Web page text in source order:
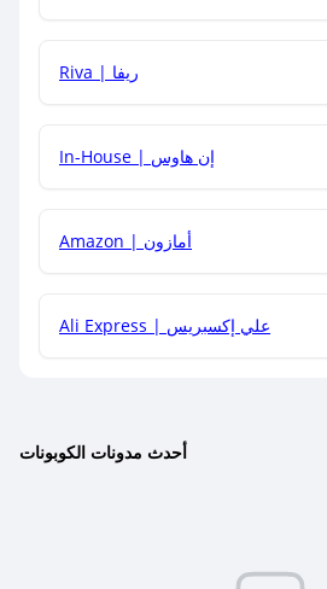
كود خصم مع العروض الأخرى؟
Riva | ريفا
In-House | إن هاوس
Amazon | أمازون
Ali Express | علي إكسبريس
أحدث مدونات الكوبونات